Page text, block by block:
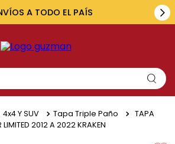
A TODO EL PAÍS
4x4 Y SUV Tapa Triple Paño
TAPA
LIMITED 2012 A 2022 KRAKEN